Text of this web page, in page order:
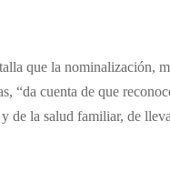
que la nominalización,
“da cuenta de que
de la salud familiar, de